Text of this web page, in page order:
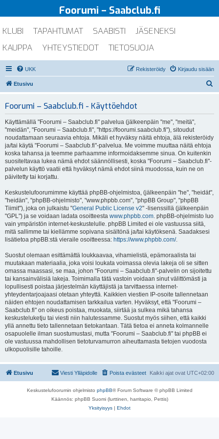
Foorumi – Saabclub.fi
KLUBI TAPAHTUMAT SAABISTI
JÄSENEKSI
KAUPPA
YHTEYSTIEDOT TIETOSUOJA
UKK Kirjaudu sisään
Rekisteröidy
Etusivu
Foorumi – Saabclub.fi - Käyttöehdot
Käyttämällä "Foorumi – Saabclub.fi" palvelua (jälkeenpäin "me", "meitä",
"meidän", "Foorumi – Saabclub.fi", "https://foorumi.saabclub.fi"), sitoudut
noudattamaan seuraavia ehtoja. Mikäli et hyväksy näitä ehtoja, älä rekisteröidy
ja/tai käytä "Foorumi – Saabclub.fi"-palvelua. Me voimme muuttaa näitä ehtoja
koska tahansa ja teemme parhaamme informoidaksemme sinua. On kuitenkin
suositeltavaa lukea nämä ehdot säännöllisesti, koska "Foorumi – Saabclub.fi"-
palvelun käyttö vaatii että hyväksyt nämä ehdot siinä muodossa, kuin ne on
päivitetty tai korjattu.
Keskustelufoorumimme käyttää phpBB-ohjelmistoa, (jälkeenpäin "he", "heidät",
"heidän", "phpBB-ohjelmisto", "www.phpbb.com", "phpBB Group", "phpBB
Tiimit"), joka on julkaistu "General Public License v2" -lisenssillä (jälkeenpäin
"GPL") ja se voidaan ladata osoitteesta www.phpbb.com. phpBB-ohjelmisto luo
vain ympäristön internet-keskustelulle. phpBB Limited ei ole vastuussa siitä,
mitä sallimme tai kiellämme sopivana sisältönä ja/tai käytöksenä. Saadaksesi
lisätietoa phpBB:stä vieraile osoitteessa: https://www.phpbb.com/.
Suostut olemaan esittämättä loukkaavaa, vihamielistä, epämoraalista tai
muutakaan materiaalia, joka voisi loukata voimassa olevia lakeja oli se sitten
omassa maassasi, se maa, johon "Foorumi – Saabclub.fi"-palvelin on sijoitettu
tai kansainvälisiä lakeja. Toimimalla tätä vastoin voidaan sinut välittömästi ja
lopullisesti poistaa järjestelmän käyttäjistä ja tarvittaessa internet-
yhteydentarjoajaasi otetaan yhteyttä. Kaikkien viestien IP-osoite tallennetaan
näiden ehtojen noudattamisen tarkkailua varten. Hyväksyt, että "Foorumi –
Saabclub.fi" on oikeus poistaa, muokata, siirtää ja sulkea mikä tahansa
keskusteluketju tai viesti niin halutessamme. Suostut myös siihen, että kaikki
yllä annettu tieto tallennetaan tietokantaan. Tätä tietoa ei anneta kolmannelle
osapuolelle ilman suostumustasi, mutta "Foorumi – Saabclub.fi" tai phpBB ei
ole vastuussa mahdollisen tietoturvamurron aiheuttamasta tietojen vuodosta
ulkopuolisille tahoille.
Etusivu Kaikki ajat ovat UTC+02:00
Poista evästeet
Viesti Ylläpidolle
Keskustelufoorumin ohjelmisto phpBB® Forum Software © phpBB Limited
Käännös: phpBB Suomi (lurttinen, harritapio, Pettis)
Yksityisyys | Ehdot